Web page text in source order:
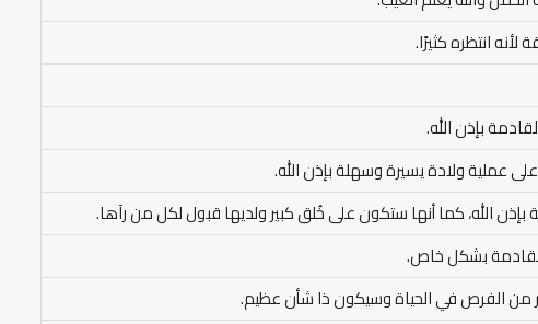
انتظره كثيرًا.
بإذن الله.
عملية ولادة يسيرة وسهلة بإذن الله.
الله، كما أنها ستكون على خُلق كبير ولديها قبول لكل من رآها.
بشكل خاص.
من الفرص في الحياة وسيكون ذا شأن عظيم.